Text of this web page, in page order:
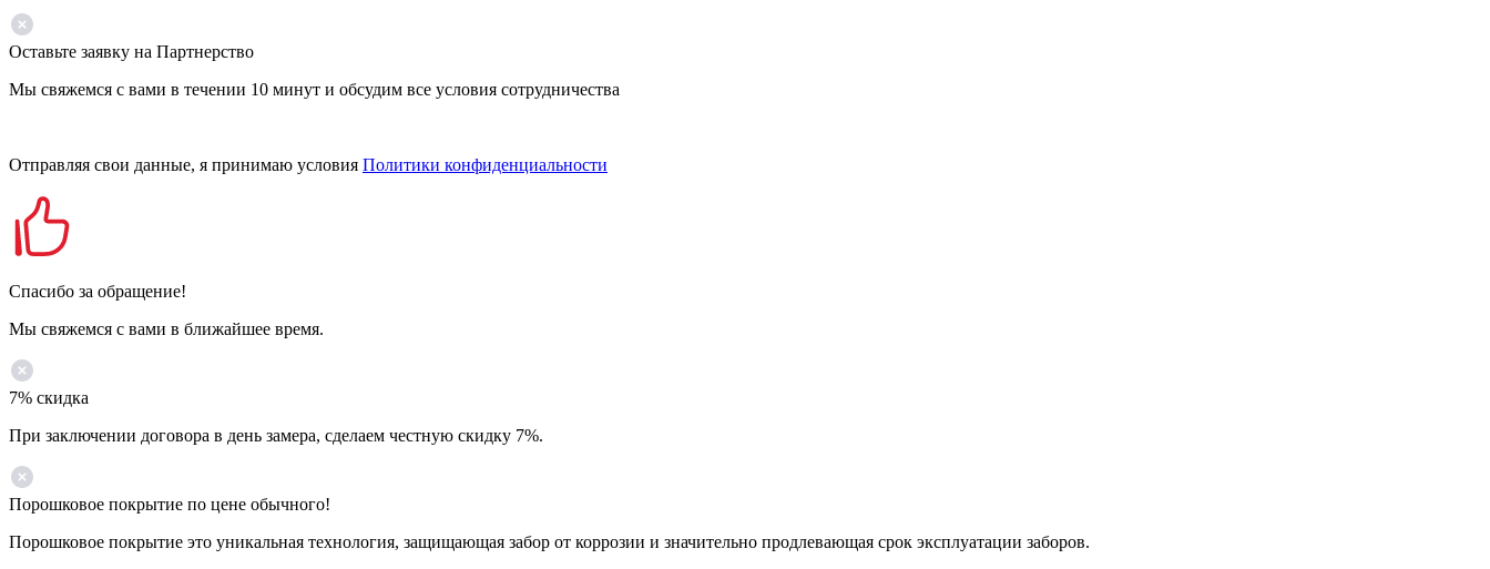
Оставьте заявку на Партнерство
Мы свяжемся с вами в течении 10 минут и обсудим все условия сотрудничества
Отправляя свои данные, я принимаю условия Политики конфиденциальности
Спасибо за обращение!
Мы свяжемся с вами в ближайшее время.
7% скидка
При заключении договора в день замера, сделаем честную скидку 7%.
Порошковое покрытие по цене обычного!
Порошковое покрытие это уникальная технология, защищающая забор от коррозии и значительно продлевающая срок эксплуатации заборов.